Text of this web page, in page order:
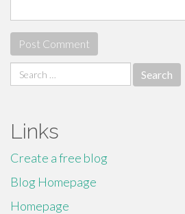
Search
for:
Links
Create a free blog
Blog Homepage
Homepage